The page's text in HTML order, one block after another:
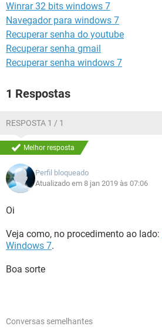
Winrar 32 bits windows 7
Navegador para windows 7
Recuperar senha do youtube
Recuperar senha gmail
Recuperar senha windows 7
1 Respostas
RESPOSTA 1 / 1
Melhor resposta
Perfil bloqueado
Atualizado em 8 jan 2019 às 07:06
Oi
Veja como, no procedimento ao lado:
Windows 7.
Boa sorte
Conversas semelhantes